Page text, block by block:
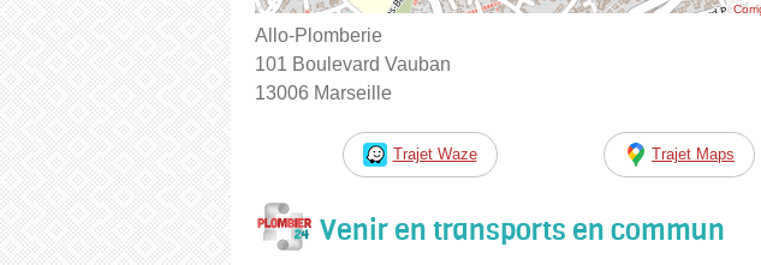
Allo-Plomberie
101 Boulevard Vauban
13006 Marseille
Trajet Waze Trajet Maps
Venir en transports en commun